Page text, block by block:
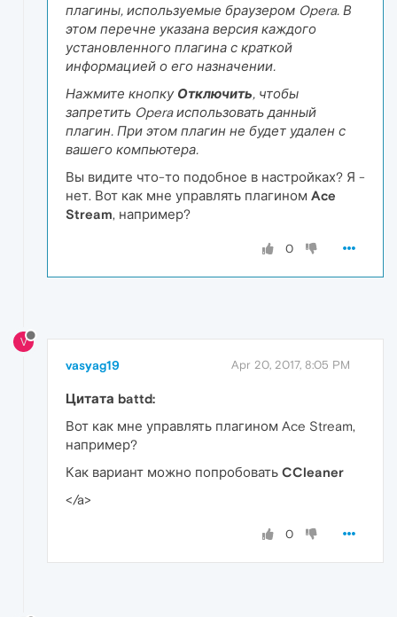
плагины, используемые браузером Opera. В
этом перечне указана версия каждого
установленного плагина с краткой
информацией о его назначении.
Нажмите кнопку Отключить, чтобы
запретить Opera использовать данный
плагин. При этом плагин не будет удален с
вашего компьютера.
Вы видите что-то подобное в настройках? Я -
нет. Вот как мне управлять плагином Ace
Stream, например?
0
V
vasyag19 Apr 20, 2017, 8:05 PM
Цитата battd:
Вот как мне управлять плагином Ace Stream,
например?
Как вариант можно попробовать CCleaner
</a>
0